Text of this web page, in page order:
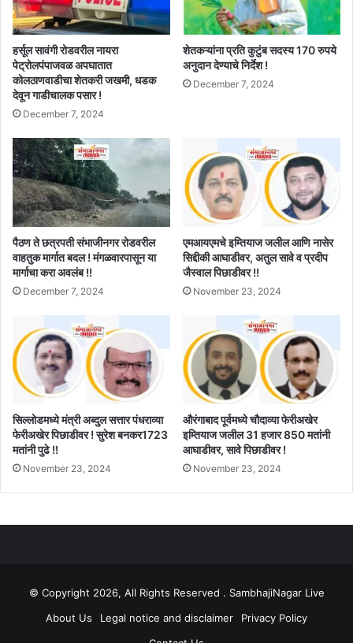
हर्सूल सावंगी रोडवरील नायरा
पेट्रोलपंपाजवळ अपघातात
कोलठाणवाडीचा शेतकरी जखमी, धडक
देवून गाडीचालक पसार !
December 7, 2024
शेतकऱ्यांना प्रति कुटुंब सदस्य 170 रुपये
अनुदान देण्याचे निर्देश !
December 7, 2024
पैठण ते छत्रपती संभाजीनगर रोडवरील
वाहतुक मार्गात बदल ! मंगळवारपासून या
मार्गाचा करा अवलंब !!
December 7, 2024
एमआयएमचे इम्तियाज जलील आणि नासेर
सिद्दीकी आघाडीवर, अतुल सावे व प्रदीप
जैस्वाल पिछाडीवर !!
November 23, 2024
सिल्लोडमध्ये मंत्री अब्दुल सत्तार पंधराव्या
फेरीअखेर पिछाडीवर ! सुरेश बनकर1723
मतांनी पुढे !!
November 23, 2024
औरंगाबाद पूर्वमध्ये चौदाव्या फेरीअखेर
इम्तियाज जलील 31 हजार 850 मतांनी
आघाडीवर, सावे पिछाडीवर !
November 23, 2024
© Copyright 2026, All Rights Reserved . SambhajiNagar Live
About Us
Legal notice and disclaimer
Privacy Policy